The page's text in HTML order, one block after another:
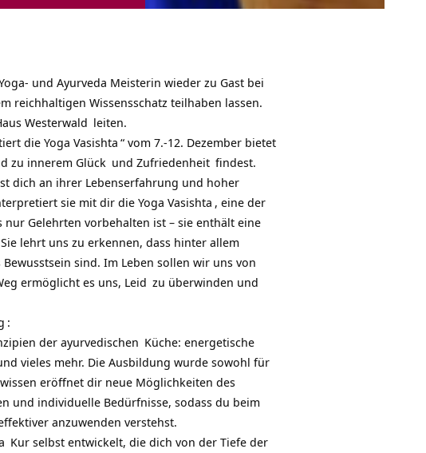
und Ayurveda Meisterin wieder zu Gast bei
reichhaltigen Wissensschatz teilhaben lassen.
Westerwald leiten.
die Yoga Vasishta“ vom 7.-12. Dezember bietet
zu innerem Glück und Zufriedenheit findest.
dich an ihrer Lebenserfahrung und hoher
sie mit dir die Yoga Vasishta , eine der
nur Gelehrten vorbehalten ist – sie enthält eine
lehrt uns zu erkennen, dass hinter allem
sind. Im Leben sollen wir uns von
ermöglicht es uns, Leid zu überwinden und
:
der ayurvedischen Küche: energetische
vieles mehr. Die Ausbildung wurde sowohl für
eröffnet dir neue Möglichkeiten des
und individuelle Bedürfnisse, sodass du beim
anzuwenden verstehst.
Kur selbst entwickelt, die dich von der Tiefe der